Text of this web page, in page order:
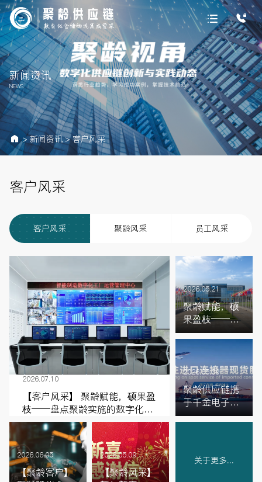
>新闻资讯>客户风采
新闻资讯
NEWS
客户风采 聚龄风采 员工风采
客户风采
2026.07.10
【客户风采】 聚龄赋能，硕果盈
枝——盘点聚龄实施的数字化工
厂标杆案例（三）
2026.06.05
【聚龄客户】
2026.05.21
聚龄赋能，硕
果盈枝——盘
点聚龄实施的
光伏新能源数
字化工厂标杆
案例（二）
2026.05.09
聚龄供应链携
手千金电子，
打造电子行业
2026.05.09
【聚龄风采】
关于更多...